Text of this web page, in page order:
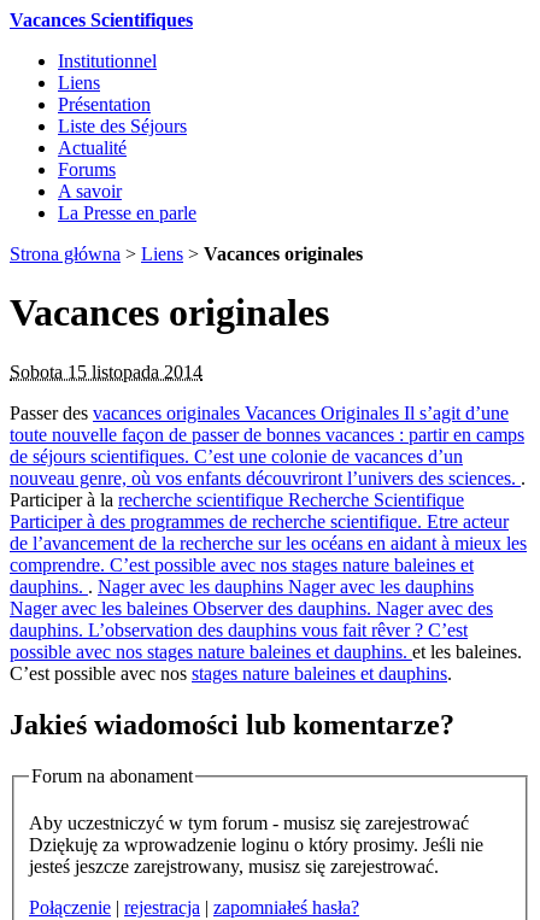
Vacances Scientifiques
Institutionnel
Liens
Présentation
Liste des Séjours
Actualité
Forums
A savoir
La Presse en parle
Strona główna > Liens > Vacances originales
Vacances originales
Sobota 15 listopada 2014
Passer des vacances originales Vacances Originales Il s’agit d’une
toute nouvelle façon de passer de bonnes vacances : partir en camps
de séjours scientifiques. C’est une colonie de vacances d’un
nouveau genre, où vos enfants découvriront l’univers des sciences. .
Participer à la recherche scientifique Recherche Scientifique
Participer à des programmes de recherche scientifique. Etre acteur
de l’avancement de la recherche sur les océans en aidant à mieux les
comprendre. C’est possible avec nos stages nature baleines et
dauphins. . Nager avec les dauphins Nager avec les dauphins
Nager avec les baleines Observer des dauphins. Nager avec des
dauphins. L’observation des dauphins vous fait rêver ? C’est
possible avec nos stages nature baleines et dauphins. et les baleines.
C’est possible avec nos stages nature baleines et dauphins.
Jakieś wiadomości lub komentarze?
Forum na abonament
Aby uczestniczyć w tym forum - musisz się zarejestrować
Dziękuję za wprowadzenie loginu o który prosimy. Jeśli nie
jesteś jeszcze zarejstrowany, musisz się zarejestrować.
Połączenie | rejestracja | zapomniałeś hasła?